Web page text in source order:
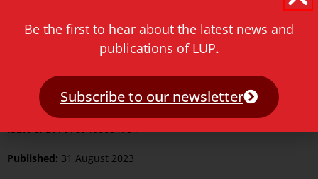
Illustrated:Colour
ISBN Print:9789087284299
Published: 31 August 2023
Be the first to hear about the latest news and
publications of LUP.
Subscribe to our newsletter